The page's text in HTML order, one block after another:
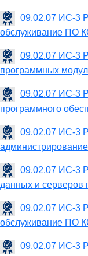
09.02.07 ИС-3
обслуживание ПО
09.02.07 ИС-3
программных
09.02.07 ИС-3
программного
09.02.07 ИС-3
09.02.07 ИС-3
данных и серверов
09.02.07 ИС-3
обслуживание ПО
09.02.07 ИС-3